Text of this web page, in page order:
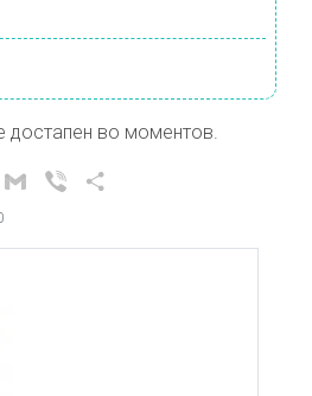
достапен во моментов.
TwitterGmail Viber